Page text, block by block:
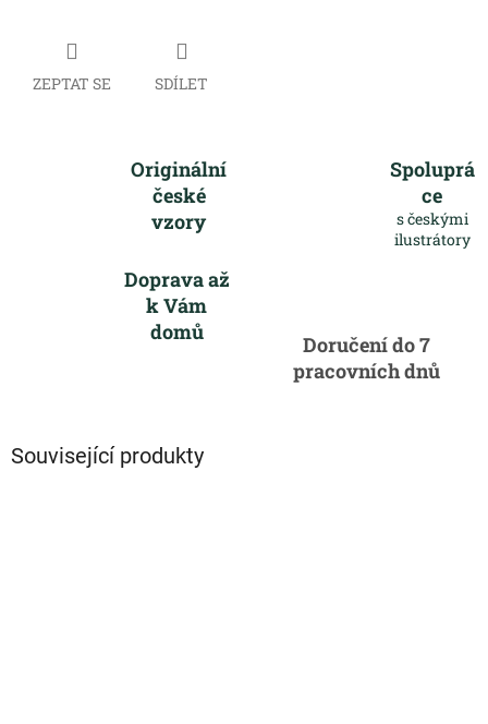
ZEPTAT SE SDÍLET
Originální
české
vzory
Spoluprá
ce
s českými
ilustrátory
Doprava až
k Vám
domů
Doručení do 7
pracovních dnů
Související produkty